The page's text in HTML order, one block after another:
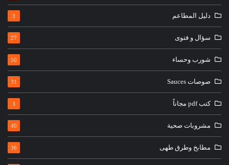
دليل المطاعم 3
سؤال و فتوى 27
شورب وحساء 50
صوصات Sauces 31
كتب pdf مجاناً 3
مشروبات صحية 40
مطابخ وطرق طهى 36